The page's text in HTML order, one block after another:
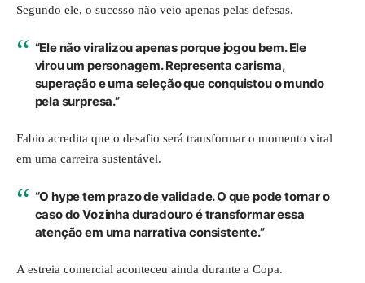
Segundo ele, o sucesso não veio apenas pelas defesas.
“Ele não viralizou apenas porque jogou bem. Ele
virou um personagem. Representa carisma,
superação e uma seleção que conquistou o mundo
pela surpresa.”
Fabio acredita que o desafio será transformar o momento viral
em uma carreira sustentável.
“O hype tem prazo de validade. O que pode tornar o
caso do Vozinha duradouro é transformar essa
atenção em uma narrativa consistente.”
A estreia comercial aconteceu ainda durante a Copa.